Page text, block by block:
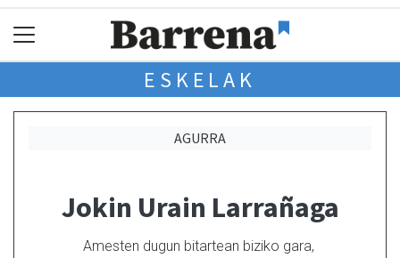
ESKELAK
AGURRA
Jokin Urain Larrañaga
Amesten dugun bitartean biziko gara,